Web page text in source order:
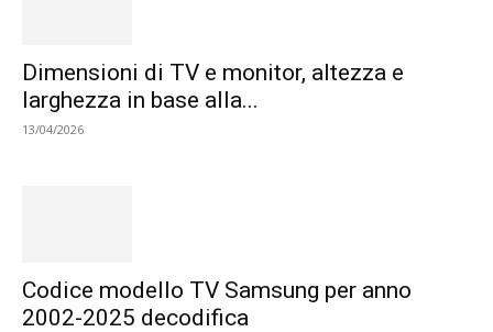
Dimensioni di TV e monitor, altezza e
larghezza in base alla...
13/04/2026
Codice modello TV Samsung per anno
2002-2025 decodifica